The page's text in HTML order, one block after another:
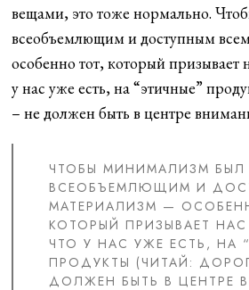
вещами, это тоже нормально.
всеобъемлющим и доступным
особенно тот, который призывает
у нас уже есть, на “этичные”
– не должен быть в центре
ЧТОБЫ МИНИМАЛИЗМ БЫЛ
ВСЕОБЪЕМЛЮЩИМ И
МАТЕРИАЛИЗМ —
КОТОРЫЙ ПРИЗЫВАЕТ
ЧТО У НАС УЖЕ ЕСТЬ, НА
ПРОДУКТЫ (ЧИТАЙ:
ДОЛЖЕН БЫТЬ В ЦЕНТРЕ